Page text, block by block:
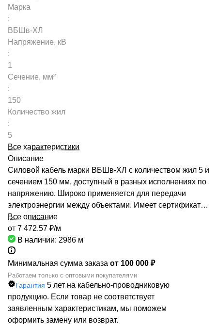
Марка
:
ВБШв-ХЛ
Напряжение, кВ
:
1
Сечение, мм²
:
150
Количество жил
:
5
Все характеристики
Описание
Силовой кабель марки ВБШв-ХЛ с количеством жил 5 и
сечением 150 мм, доступный в разных исполнениях по
напряжению. Широко применяется для передачи
электроэнергии между объектами. Имеет сертификат
соответствия Госстандарта и производителя, что
подтверждает его качество и надежность. Кабельный
дилер РОСКАБ поставит необходимый объем кабеля
ВБШв-ХЛ 5х150 в любую точку России. Мы готовы
предложить вам более 70000 маркоразмеров
кабельно-проводниковой продукции по самой низкой
цене. Наши прочные отношения с заводами
изготовителями гарантируют быстрые поставки. Мы –
ответственный поставщик и надежный партнер!
Все описание
от 7 472.57 ₽/м
В наличии: 2986 м
Минимальная сумма заказа от 100 000 ₽
Работаем только с оптовыми покупателями
Гарантия 5 лет на кабельно-проводниковую
продукцию. Если товар не соответствует
заявленным характеристикам, мы поможем
оформить замену или возврат.